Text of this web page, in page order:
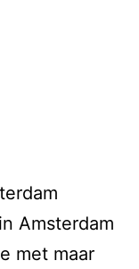
Amsterdam
met maar